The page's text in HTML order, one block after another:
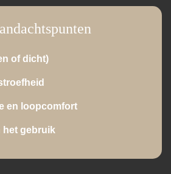
of dicht)
en loopcomfort
het gebruik